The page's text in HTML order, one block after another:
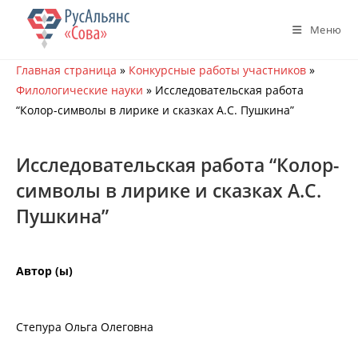
Перейти
содержимому
Меню
Главная страница » Конкурсные работы участников »
Филологические науки » Исследовательская работа
“Колор-символы в лирике и сказках А.С. Пушкина”
Исследовательская работа “Колор-
символы в лирике и сказках А.С.
Пушкина”
Автор (ы)
Степура Ольга Олеговна